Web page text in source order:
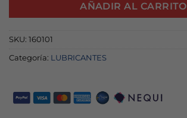
AÑADIR AL CARRITO
SKU: 160101
Categoría: LUBRICANTES